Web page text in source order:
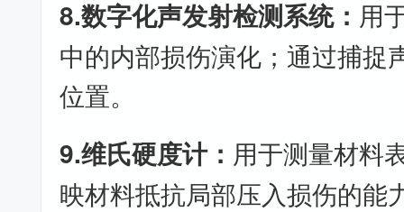
8.数字化声发射检测系统： 用
中的内部损伤演化；通过捕捉
位置。
9.维氏硬度计： 用于测量材料
映材料抵抗局部压入损伤的能